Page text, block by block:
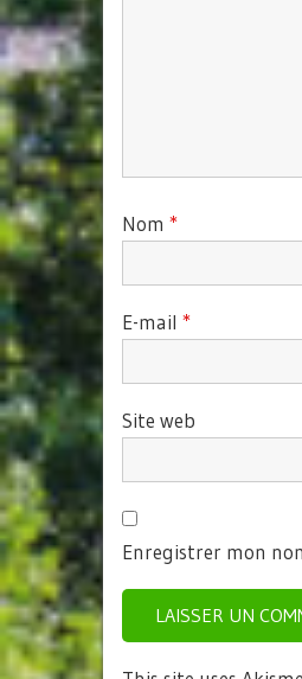
Nom *
E-mail *
Site web
Enregistrer mon